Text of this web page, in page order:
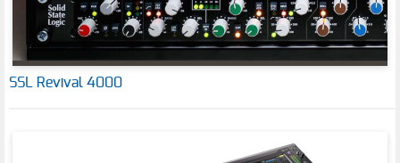
SSL Revival 4000